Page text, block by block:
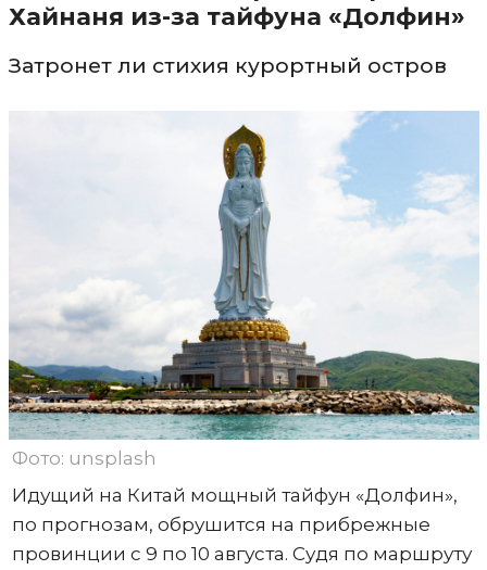
Хайнаня из-за тайфуна «Долфин»
Затронет ли стихия курортный остров
Фото: unsplash
Идущий на Китай мощный тайфун «Долфин»,
по прогнозам, обрушится на прибрежные
провинции с 9 по 10 августа. Судя по маршруту